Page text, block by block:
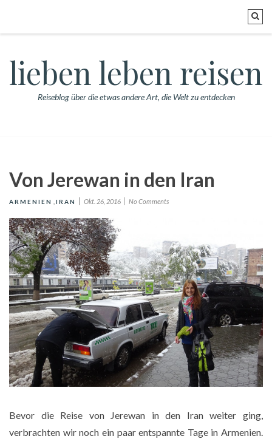
lieben leben reisen
Reiseblog über die etwas andere Art, die Welt zu entdecken
Von Jerewan in den Iran
ARMENIEN IRAN Okt. 26, 2016 No Comments
Bevor die Reise von Jerewan in den Iran weiter ging,
verbrachten wir noch ein paar entspannte Tage in Armenien.